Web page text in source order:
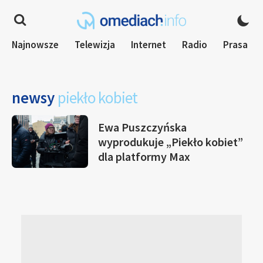
Najnowsze Telewizja Internet Radio Prasa
newsy piekło kobiet
Ewa Puszczyńska
wyprodukuje „Piekło kobiet”
dla platformy Max